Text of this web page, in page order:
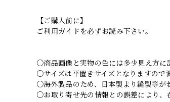
【ご購入前に】
ご利用ガイドを必ずお読み下さい。
○商品画像と実物の色には多少見え方に
○サイズは平置きサイズとなりますので
○海外製品のため、日本製より縫製等が
○お取り寄せ先の情報との誤差により、